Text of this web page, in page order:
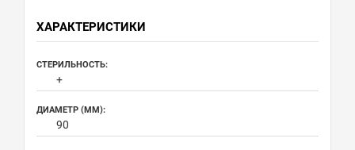
ХАРАКТЕРИСТИКИ
СТЕРИЛЬНОСТЬ:
+
ДИАМЕТР (ММ):
90